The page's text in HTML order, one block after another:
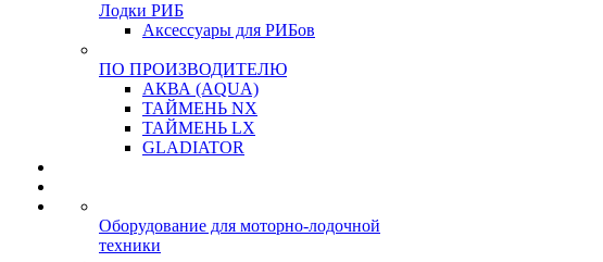
Лодки РИБ
Аксессуары для РИБов
ПО ПРОИЗВОДИТЕЛЮ
АКВА (AQUA)
ТАЙМЕНЬ NX
ТАЙМЕНЬ LX
GLADIATOR
Оборудование для моторно-лодочной
техники